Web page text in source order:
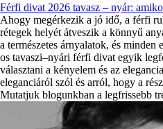
Férfi divat 2026 tavasz – nyár:
Ahogy megérkezik a jó idő, a férfi
rétegek helyét átveszik a könnyű
a természetes árnyalatok, és
os tavaszi–nyári férfi divat egyik
választani a kényelem és az
eleganciáról szól és arról, hogy a
Mutatjuk blogunkban a legfrissebb